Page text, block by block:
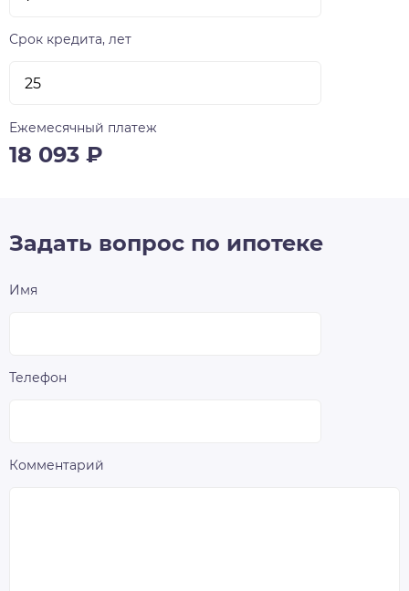
Срок кредита, лет
Ежемесячный платеж
18 093 ₽
Задать вопрос по ипотеке
Имя
Телефон
Комментарий